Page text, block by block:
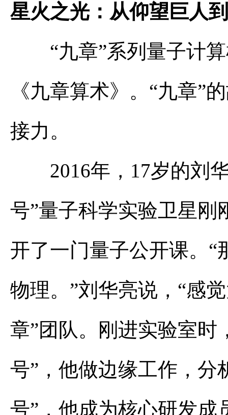
星火之光：从仰望巨人
“九章”系列量子计算
《九章算术》。“九章”
接力。
2016年，17岁的刘华
号”量子科学实验卫星刚
开了一门量子公开课。“
物理。”刘华亮说，“感
章”团队。刚进实验室时
号”，他做边缘工作，分
号”，他成为核心研发成